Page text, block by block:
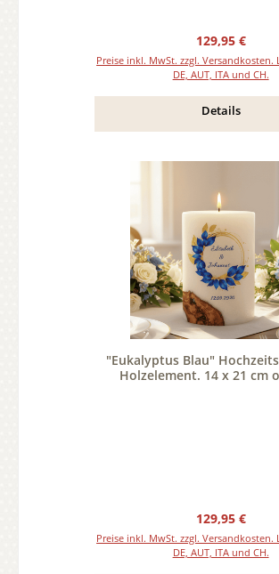
Regulärer
129,95 €
Preise inkl. MwSt. zzgl. Versandkosten.
DE, AUT, ITA und CH.
Details
"Eukalyptus Blau"
Holzelement. 14 x 21 cm
Regulärer
129,95 €
Preise inkl. MwSt. zzgl. Versandkosten.
DE, AUT, ITA und CH.